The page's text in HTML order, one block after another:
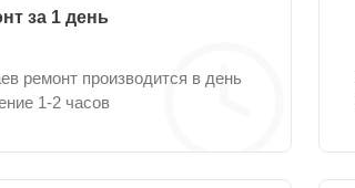
за 1 день
ремонт производится в день
1-2 часов